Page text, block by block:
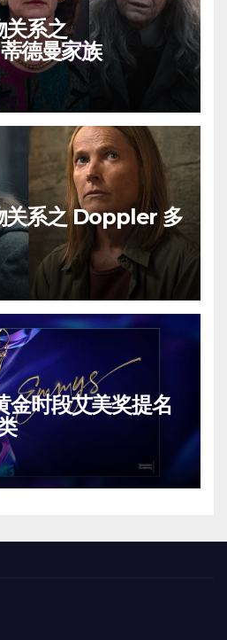
系之
德曼家族
关系之 Doppler 多
时段艾美奖提名